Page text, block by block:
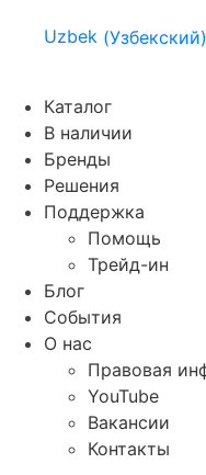
Uzbek (Узбекский)
Каталог
В наличии
Бренды
Решения
Поддержка
Помощь
Трейд-ин
Блог
События
О нас
Правовая
YouTube
Вакансии
Контакты